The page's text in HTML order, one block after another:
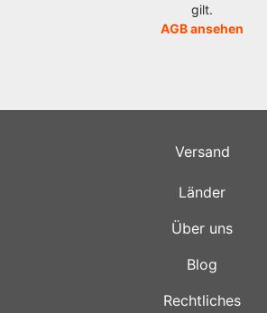
gilt.
AGB ansehen
Versand
Länder
Über uns
Blog
Rechtliches